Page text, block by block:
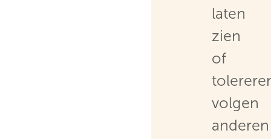
laten
zien
of
volgen
anderen